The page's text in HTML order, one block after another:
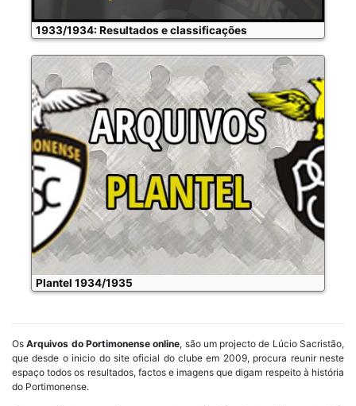
1933/1934: Resultados e classificações
Plantel 1934/1935
OsArquivos do Portimonense online, são um projecto de Lúcio Sacristão,
que desde o inicio do site oficial do clube em 2009, procura reunir neste
espaço todos os resultados, factos e imagens que digam respeito à história
do Portimonense.